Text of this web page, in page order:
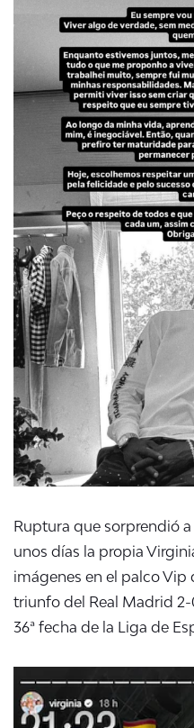
Ruptura que sorprendió
unos días la propia
imágenes en el palco Vip
triunfo del Real Madrid 2-
36ª fecha de la Liga de